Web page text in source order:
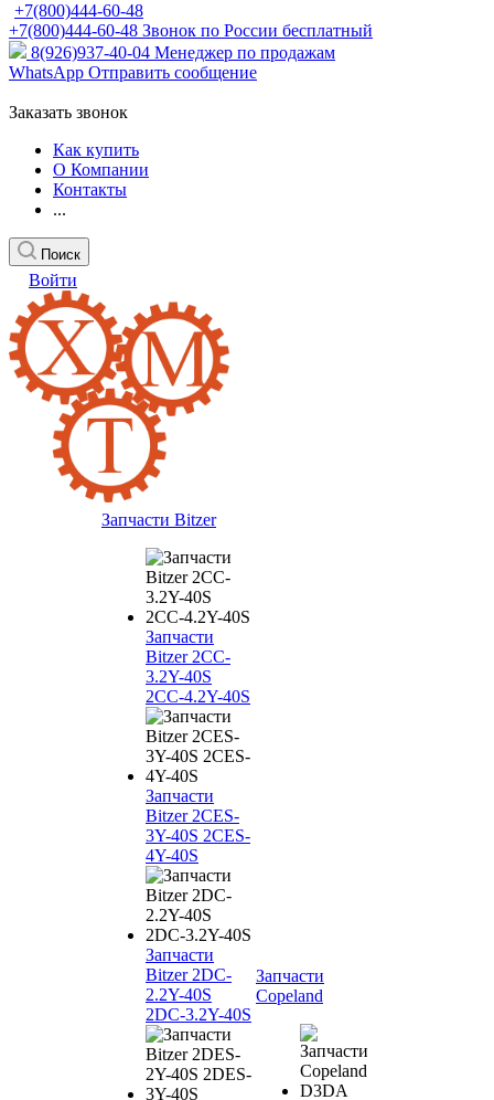
+7(800)444-60-48
+7(800)444-60-48 Звонок по России бесплатный
8(926)937-40-04 Менеджер по продажам
WhatsApp Отправить сообщение
Заказать звонок
Как купить
О Компании
Контакты
...
Поиск
Войти
Запчасти Bitzer
Запчасти
Bitzer 2CC-
3.2Y-40S
2CC-4.2Y-40S
Запчасти
Bitzer 2CES-
3Y-40S 2CES-
4Y-40S
Запчасти
Bitzer 2DC-
2.2Y-40S
2DC-3.2Y-40S
Запчасти
Copeland